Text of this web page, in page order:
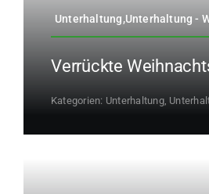
Unterhaltung,Unterhaltung -
Verrückte
Kategorien: Unterhaltung,